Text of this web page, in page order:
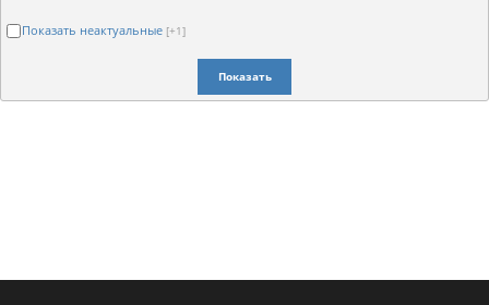
Показать неактуальные [+1]
Показать